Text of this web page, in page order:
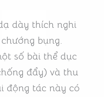
dày thích nghi
bụng.
số bài thể dục
đẩy) và thu
động tác này có